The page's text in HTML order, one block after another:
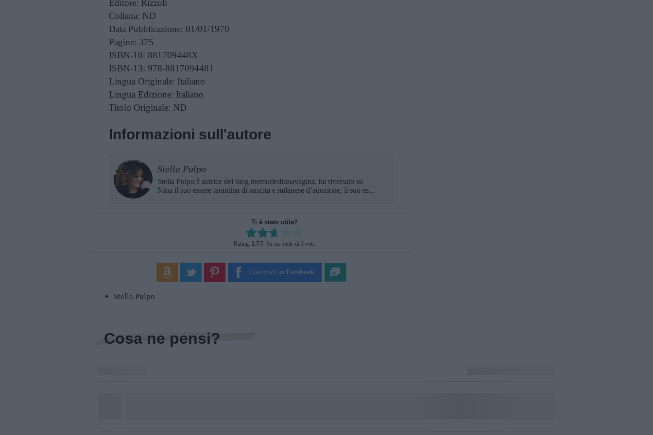
Editore: Rizzoli
Collana: ND
Data Pubblicazione: 01/01/1970
Pagine: 375
ISBN-10: 881709448X
ISBN-13: 978-8817094481
Lingua Originale: Italiano
Lingua Edizione: Italiano
Titolo Originale: ND
Informazioni sull'autore
Stella Pulpo
Stella Pulpo è autrice del blog memoriediunavagina, ha riversato su
Nina il suo essere tarantina di nascita e milanese d’adozione, il suo es...
Ti è stato utile?
Rate this item:
SUBMIT RATING
Rating: 2.7/5. Su un totale di 3 voti.
Condividi su Facebook
Stella Pulpo
Cosa ne pensi?